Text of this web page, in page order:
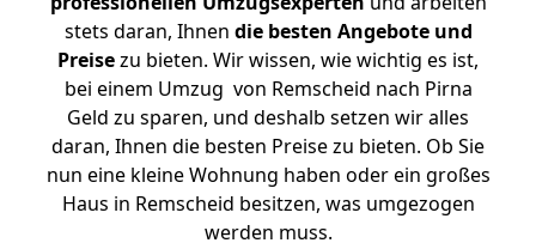
stets daran, Ihnen die besten Angebote und
Preisezu bieten. Wir wissen, wie wichtig es ist,
bei einem Umzug von Remscheid nach Pirna
Geld zu sparen, und deshalb setzen wir alles
daran, Ihnen die besten Preise zu bieten. Ob Sie
nun eine kleine Wohnung haben oder ein großes
Haus in Remscheid besitzen, was umgezogen
werden muss.